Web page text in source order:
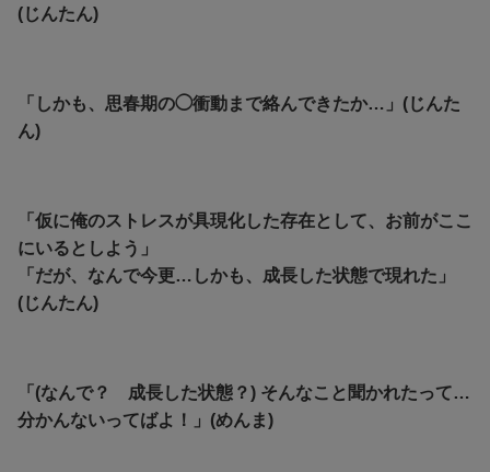
(じんたん)
「しかも、思春期の◯衝動まで絡んできたか…」(じんた
ん)
「仮に俺のストレスが具現化した存在として、お前がここ
にいるとしよう」
「だが、なんで今更…しかも、成長した状態で現れた」
(じんたん)
「(なんで？ 成長した状態？) そんなこと聞かれたって…
分かんないってばよ！」(めんま)